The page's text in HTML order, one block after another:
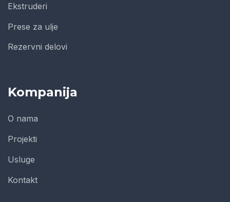
Ekstruderi
Prese za ulje
Rezervni delovi
Kompanija
O nama
Projekti
Usluge
Kontakt